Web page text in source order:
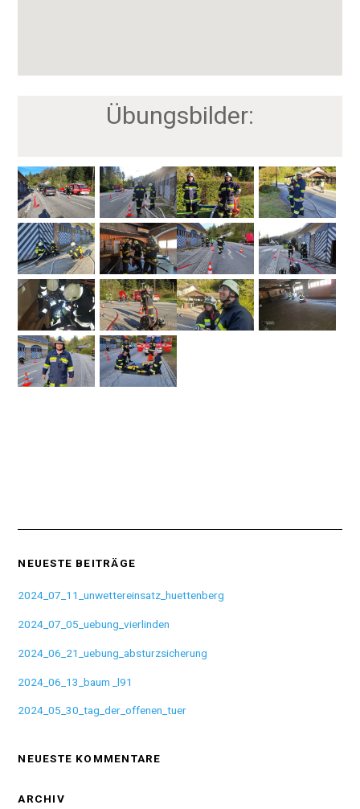
Übungsbilder:
NEUESTE BEITRÄGE
2024_07_11_unwettereinsatz_huettenberg
2024_07_05_uebung_vierlinden
2024_06_21_uebung_absturzsicherung
2024_06_13_baum _l91
2024_05_30_tag_der_offenen_tuer
NEUESTE KOMMENTARE
ARCHIV